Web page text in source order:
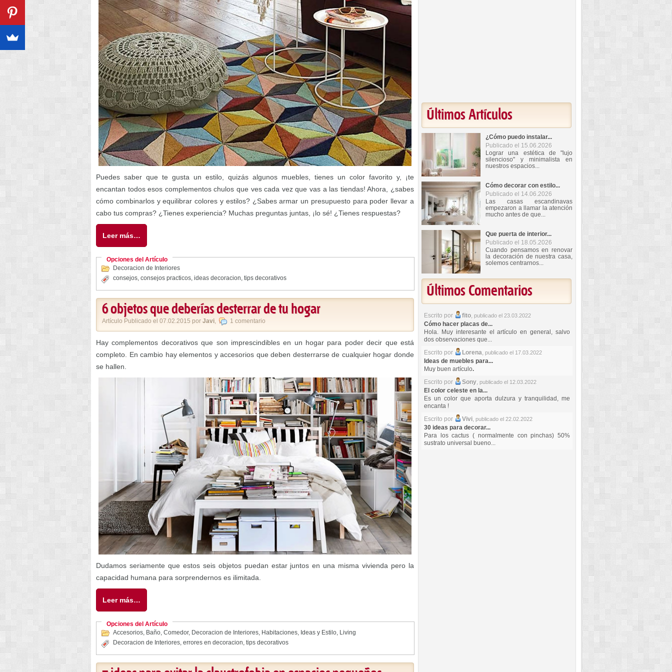
Puedes saber que te gusta un estilo, quizás algunos muebles, tienes un color favorito y, ¡te
encantan todos esos complementos chulos que ves cada vez que vas a las tiendas! Ahora, ¿sabes
cómo combinarlos y equilibrar colores y estilos? ¿Sabes armar un presupuesto para poder llevar a
cabo tus compras? ¿Tienes experiencia? Muchas preguntas juntas, ¡lo sé! ¿Tienes respuestas?
Leer más…
Opciones del Artículo
Decoracion de Interiores
consejos, consejos practicos, ideas decoracion, tips decorativos
6 objetos que deberías desterrar de tu hogar
Artículo Publicado el 07.02.2015 por Javi, 1 comentario
Hay complementos decorativos que son imprescindibles en un hogar para poder decir que está
completo. En cambio hay elementos y accesorios que deben desterrarse de cualquier hogar donde
se hallen.
Dudamos seriamente que estos seis objetos puedan estar juntos en una misma vivienda pero la
capacidad humana para sorprendernos es ilimitada.
Leer más…
Opciones del Artículo
Accesorios, Baño, Comedor, Decoracion de Interiores, Habitaciones, Ideas y Estilo, Living
Decoracion de Interiores, errores en decoracion, tips decorativos
Últimos Artículos
¿Cómo puedo instalar...
Publicado el 15.06.2026
Lograr una estética de "lujo
silencioso" y minimalista en
nuestros espacios...
Cómo decorar con estilo...
Publicado el 14.06.2026
Las casas escandinavas
empezaron a llamar la atención
mucho antes de que...
Que puerta de interior...
Publicado el 18.05.2026
Cuando pensamos en renovar
la decoración de nuestra casa,
solemos centrarnos...
Últimos Comentarios
Escrito por fito, publicado el 23.03.2022
Cómo hacer placas de...
Hola. Muy interesante el artículo en general, salvo
dos observaciones que...
Escrito por
Lorena, publicado el 17.03.2022
Ideas de muebles para...
Muy buen artículo.
Escrito por
Sony, publicado el 12.03.2022
El color celeste en la...
Es un color que aporta dulzura y tranquilidad, me
encanta !
Escrito por
Vivi, publicado el 22.02.2022
30 ideas para decorar...
Para los cactus ( normalmente con pinchas) 50%
sustrato universal bueno...